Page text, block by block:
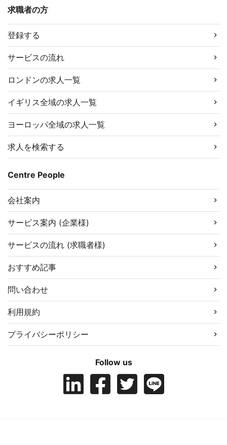
求職者の方
登録する
サービスの流れ
ロンドンの求人一覧
イギリス全域の求人一覧
ヨーロッパ全域の求人一覧
求人を検索する
Centre People
会社案内
サービス案内 (企業様)
サービスの流れ (求職者様)
おすすめ記事
問い合わせ
利用規約
プライバシーポリシー
Follow us